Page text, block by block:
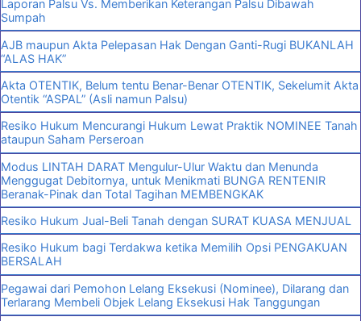
Laporan Palsu Vs. Memberikan Keterangan Palsu Dibawah
Sumpah
AJB maupun Akta Pelepasan Hak Dengan Ganti-Rugi BUKANLAH
“ALAS HAK”
Akta OTENTIK, Belum tentu Benar-Benar OTENTIK, Sekelumit Akta
Otentik “ASPAL” (Asli namun Palsu)
Resiko Hukum Mencurangi Hukum Lewat Praktik NOMINEE Tanah
ataupun Saham Perseroan
Modus LINTAH DARAT Mengulur-Ulur Waktu dan Menunda
Menggugat Debitornya, untuk Menikmati BUNGA RENTENIR
Beranak-Pinak dan Total Tagihan MEMBENGKAK
Resiko Hukum Jual-Beli Tanah dengan SURAT KUASA MENJUAL
Resiko Hukum bagi Terdakwa ketika Memilih Opsi PENGAKUAN
BERSALAH
Pegawai dari Pemohon Lelang Eksekusi (Nominee), Dilarang dan
Terlarang Membeli Objek Lelang Eksekusi Hak Tanggungan